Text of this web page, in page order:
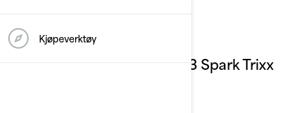
Kjøpeverktøy
2023 Spark Trixx